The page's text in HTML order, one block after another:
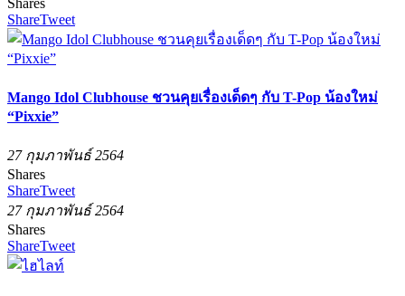
Shares
ShareTweet
Mango Idol Clubhouse ชวนคุยเรื่องเด็ดๆ กับ T-Pop น้องใหม่
“Pixxie”
27 กุมภาพันธ์ 2564
Shares
ShareTweet
27 กุมภาพันธ์ 2564
Shares
ShareTweet